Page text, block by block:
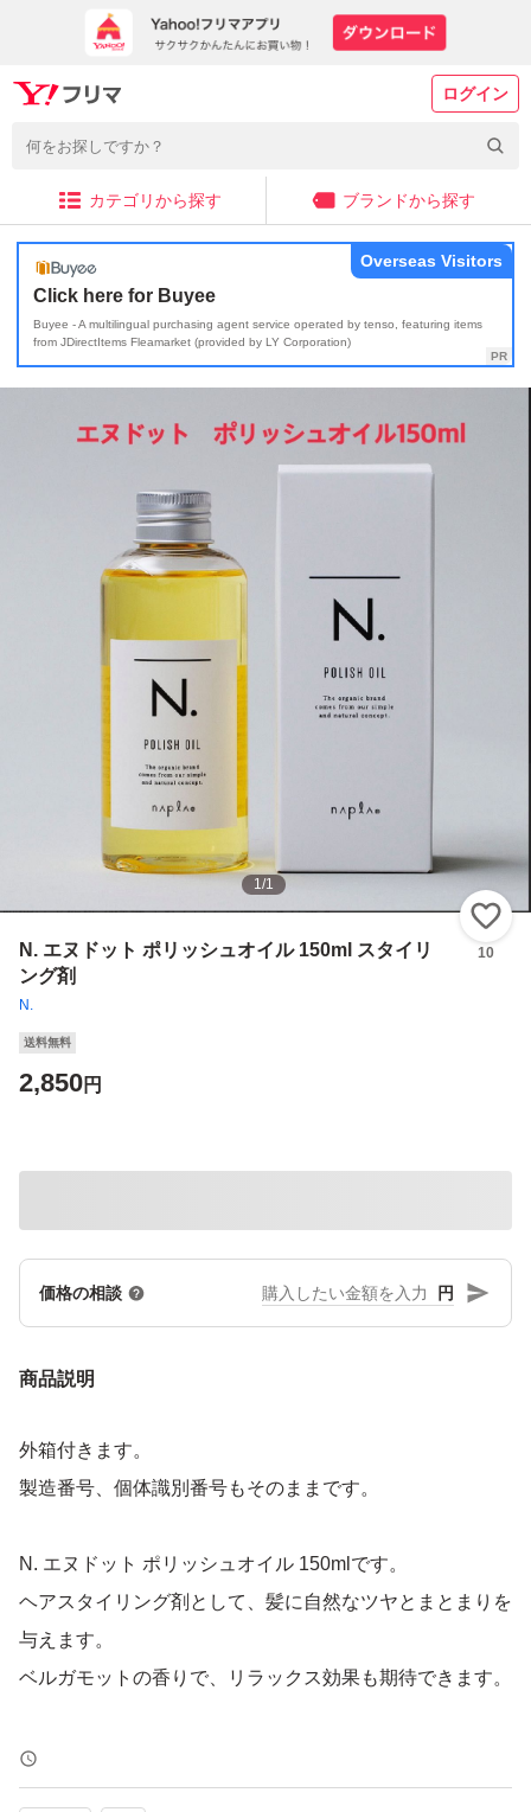
ログイン
カテゴリから探す ブランドから探す
Click here for Buyee
Buyee - A multilingual purchasing agent service operated by tenso, featuring items
from JDirectItems Fleamarket (provided by LY Corporation)
Overseas Visitors
1/1
N. エヌドット ポリッシュオイル 150ml スタイリ
ング剤
N.
10
送料無料
2,850円
価格の相談 円
商品説明
外箱付きます。
製造番号、個体識別番号もそのままです。
N. エヌドット ポリッシュオイル 150mlです。
ヘアスタイリング剤として、髪に自然なツヤとまとまりを
与えます。
ベルガモットの香りで、リラックス効果も期待できます。
【ブランド】napla (ナプラ)
【カテゴリ】ヘアスタイリング剤